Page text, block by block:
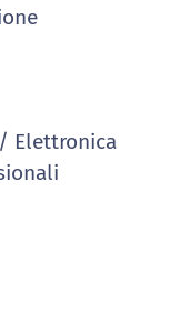
Elettronica